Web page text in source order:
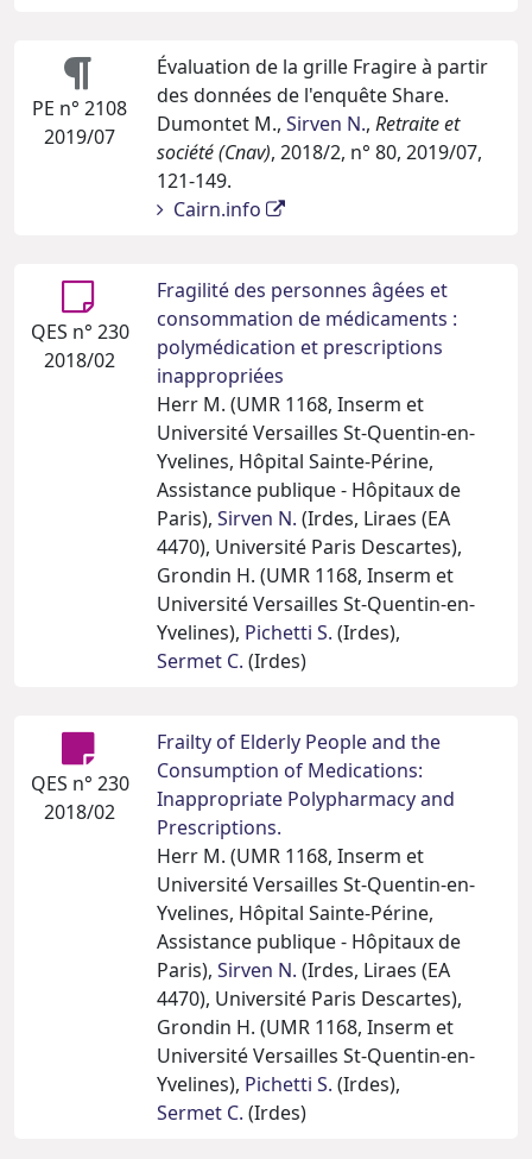
PE n° 2108
2019/07
Évaluation de la grille Fragire à partir
des données de l'enquête Share.
Dumontet M., Sirven N., Retraite et
société (Cnav), 2018/2, n° 80, 2019/07,
121-149.
Cairn.info
QES n° 230
2018/02
Fragilité des personnes âgées et
consommation de médicaments :
polymédication et prescriptions
inappropriées
Herr M. (UMR 1168, Inserm et
Université Versailles St-Quentin-en-
Yvelines, Hôpital Sainte-Périne,
Assistance publique - Hôpitaux de
Paris), Sirven N. (Irdes, Liraes (EA
4470), Université Paris Descartes),
Grondin H. (UMR 1168, Inserm et
Université Versailles St-Quentin-en-
Yvelines), Pichetti S. (Irdes),
Sermet C. (Irdes)
QES n° 230
2018/02
Frailty of Elderly People and the
Consumption of Medications:
Inappropriate Polypharmacy and
Prescriptions.
Herr M. (UMR 1168, Inserm et
Université Versailles St-Quentin-en-
Yvelines, Hôpital Sainte-Périne,
Assistance publique - Hôpitaux de
Paris), Sirven N. (Irdes, Liraes (EA
4470), Université Paris Descartes),
Grondin H. (UMR 1168, Inserm et
Université Versailles St-Quentin-en-
Yvelines), Pichetti S. (Irdes),
Sermet C. (Irdes)